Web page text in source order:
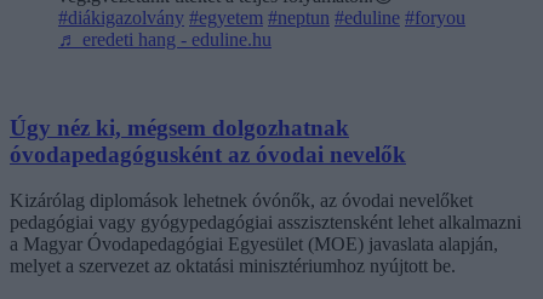
#diákigazolvány #egyetem #neptun #eduline #foryou
♬ eredeti hang - eduline.hu
Úgy néz ki, mégsem dolgozhatnak
óvodapedagógusként az óvodai nevelők
Kizárólag diplomások lehetnek óvónők, az óvodai nevelőket
pedagógiai vagy gyógypedagógiai asszisztensként lehet alkalmazni
a Magyar Óvodapedagógiai Egyesület (MOE) javaslata alapján,
melyet a szervezet az oktatási minisztériumhoz nyújtott be.